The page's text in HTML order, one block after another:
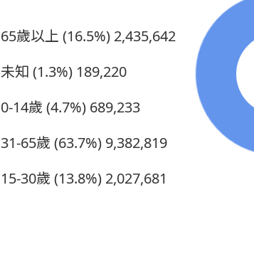
65歲以上 (16.5%) 2,435,642
未知 (1.3%) 189,220
0-14歲 (4.7%) 689,233
31-65歲 (63.7%) 9,382,819
15-30歲 (13.8%) 2,027,681